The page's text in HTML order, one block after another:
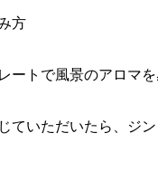
方
ートで風景のアロマを
ていただいたら、ジ